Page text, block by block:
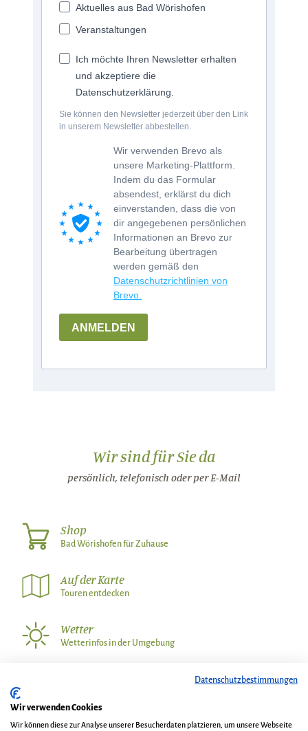
Aktuelles aus Bad Wörishofen
Veranstaltungen
Ich möchte Ihren Newsletter erhalten
und akzeptiere die
Datenschutzerklärung.
Sie können den Newsletter jederzeit über den Link
in unserem Newsletter abbestellen.
Wir verwenden Brevo als
unsere Marketing-Plattform.
Indem du das Formular
absendest, erklärst du dich
einverstanden, dass die von
dir angegebenen persönlichen
Informationen an Brevo zur
Bearbeitung übertragen
werden gemäß den
Datenschutzrichtlinien von
Brevo.
ANMELDEN
Wir sind für Sie da
persönlich, telefonisch oder per E-Mail
Shop
Bad Wörishofen für Zuhause
Auf der Karte
Touren entdecken
Wetter
Wetterinfos in der Umgebung
Datenschutzbestimmungen
Wir verwenden Cookies
Wir können diese zur Analyse unserer Besucherdaten platzieren, um unsere Webseite